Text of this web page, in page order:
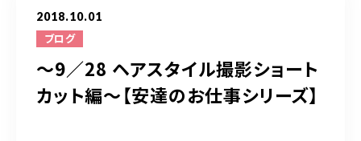
2018.10.01
ブログ
〜9／28 ヘアスタイル撮影ショート
カット編〜【安達のお仕事シリーズ】
STAFF〈anrio TIERRA〉